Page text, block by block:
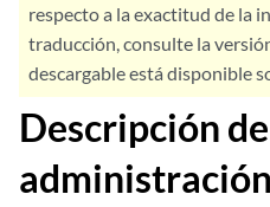
respecto a la exactitud de la
traducción, consulte la
descargable está disponible
Descripción